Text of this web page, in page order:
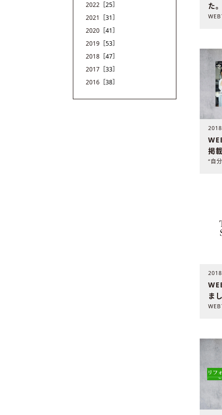
た。
掲
ま
2022 ［25］
2021
［31］
2020 ［41］
2019 ［53］
2018 ［47］
2017 ［33］
2016 ［38］